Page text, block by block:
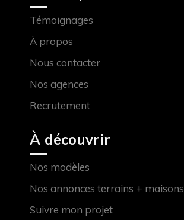
Témoignages
À propos
Nous contacter
Nos agences
Recrutement
À découvrir
Nos modèles
Nos annonces terrains + maisons
Suivre mon projet